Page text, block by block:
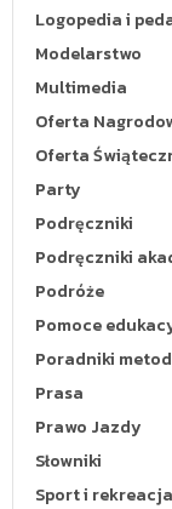
Logopedia i
Modelarstwo
Multimedia
Oferta
Oferta
Party
Podręczniki
Podręczniki
Podróże
Pomoce
Poradniki
Prasa
Prawo Jazdy
Słowniki
Sport i rekreacja